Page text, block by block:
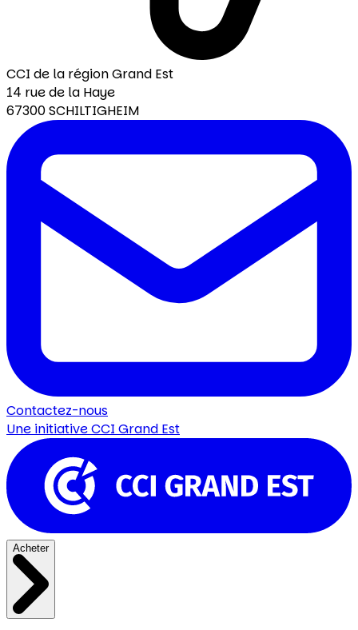
CCI de la région Grand Est
14 rue de la Haye
67300 SCHILTIGHEIM
Contactez-nous
Une initiativeCCI Grand Est
Acheter